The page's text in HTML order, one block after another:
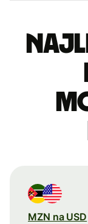
MZN na USD